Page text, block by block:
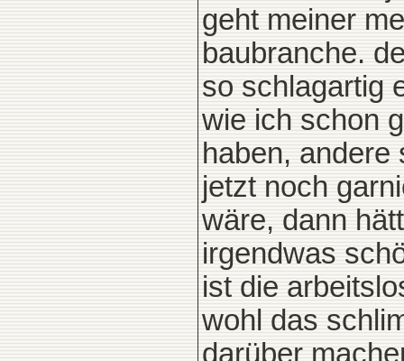
geht meiner
baubranche.
so schlagartig
wie ich schon
haben,
jetzt noch
wäre, dann
irgendwas
ist die
wohl das
darüber